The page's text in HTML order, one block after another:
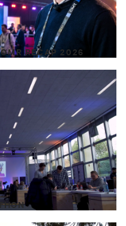
RECAP 2026